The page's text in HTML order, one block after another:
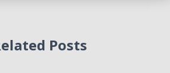
Posts